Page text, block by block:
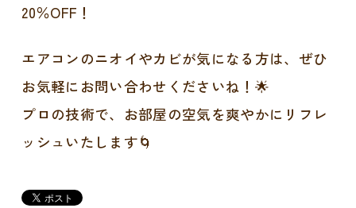
20％OFF！
エアコンのニオイやカビが気になる方は、ぜひ
お気軽にお問い合わせくださいね！🌟
プロの技術で、お部屋の空気を爽やかにリフレ
ッシュいたします🌀